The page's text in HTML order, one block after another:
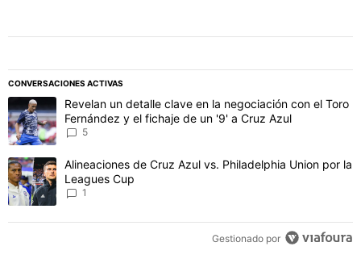
CONVERSACIONES ACTIVAS
Este listado muestra los artículos con más comentarios en los
Un artículo de tendencia con el título "Revelan un detalle clave
Revelan un detalle clave en la negociación con el Toro
Fernández y el fichaje de un '9' a Cruz Azul
5
Un artículo de tendencia con el título "Alineaciones de Cruz Azul
Alineaciones de Cruz Azul vs. Philadelphia Union por la
Leagues Cup
1
Gestionado por